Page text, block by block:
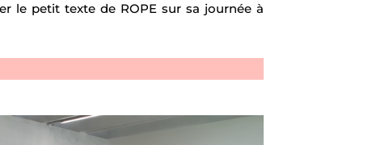
le petit texte de ROPE sur sa journée à